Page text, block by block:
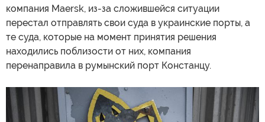
компания Maersk, из-за сложившейся ситуации
перестал отправлять свои суда в украинские порты, а
те суда, которые на момент принятия решения
находились поблизости от них, компания
перенаправила в румынский порт Констанцу.